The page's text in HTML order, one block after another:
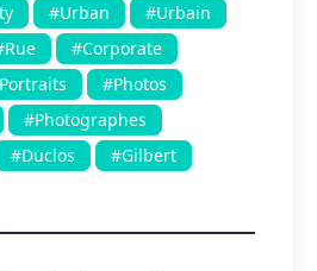
#Urban
#Urbain
#Corporate
#Photos
#Photographes
#Duclos #Gilbert